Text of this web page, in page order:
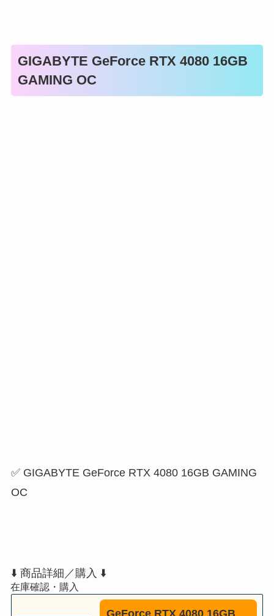
GIGABYTE GeForce RTX 4080 16GB
GAMING OC
✅ GIGABYTE GeForce RTX 4080 16GB GAMING
OC
⬇️ 商品詳細／購入 ⬇️